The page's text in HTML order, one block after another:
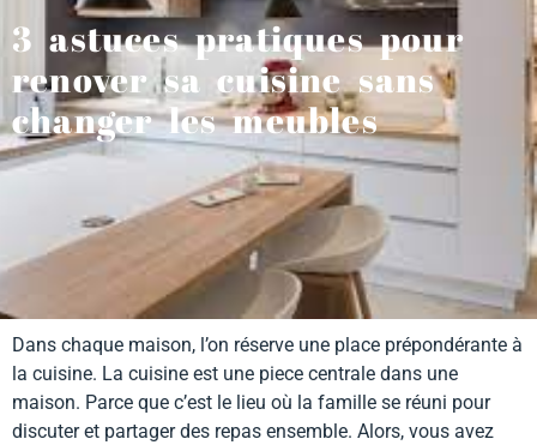
3 astuces pratiques pour
renover sa cuisine sans
changer les meubles
Dans chaque maison, l’on réserve une place prépondérante à
la cuisine. La cuisine est une piece centrale dans une
maison. Parce que c’est le lieu où la famille se réuni pour
discuter et partager des repas ensemble. Alors, vous avez